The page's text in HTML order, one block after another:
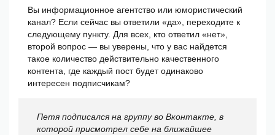
Вы информационное агентство или юмористический
канал? Если сейчас вы ответили «да», переходите к
следующему пункту. Для всех, кто ответил «нет»,
второй вопрос — вы уверены, что у вас найдется
такое количество действительно качественного
контента, где каждый пост будет одинаково
интересен подписчикам?
Петя подписался на группу во Вконтакте, в
которой присмотрел себе на ближайшее